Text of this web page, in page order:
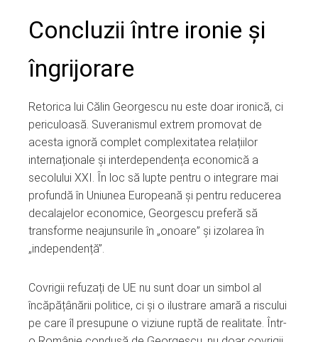
Concluzii între ironie și
îngrijorare
Retorica lui Călin Georgescu nu este doar ironică, ci
periculoasă. Suveranismul extrem promovat de
acesta ignoră complet complexitatea relațiilor
internaționale și interdependența economică a
secolului XXI. În loc să lupte pentru o integrare mai
profundă în Uniunea Europeană și pentru reducerea
decalajelor economice, Georgescu preferă să
transforme neajunsurile în „onoare” și izolarea în
„independență”.
Covrigii refuzați de UE nu sunt doar un simbol al
încăpățânării politice, ci și o ilustrare amară a riscului
pe care îl presupune o viziune ruptă de realitate. Într-